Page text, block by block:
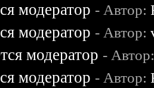
модератор - Автор:
модератор - Автор:
модератор -
модератор - Автор: